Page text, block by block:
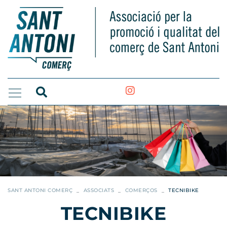
SANT ANTONI COMERÇ ASSOCIATS COMERÇOS TECNIBIKE
TECNIBIKE